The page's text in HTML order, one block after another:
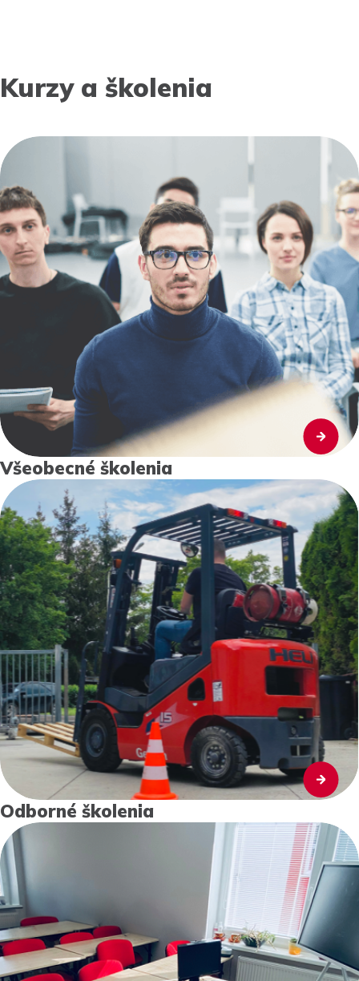
Kurzy a školenia
Všeobecné školenia
Odborné školenia